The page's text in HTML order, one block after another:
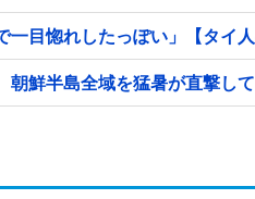
目惚れしたっぽい」【タイ人
朝鮮半島全域を猛暑が直撃